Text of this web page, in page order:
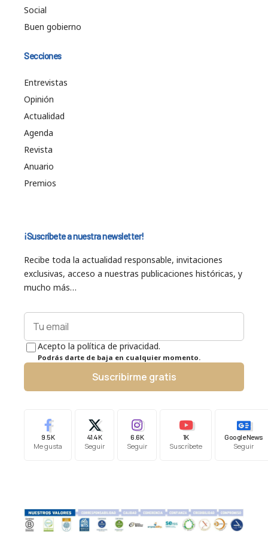
Social
Buen gobierno
Secciones
Entrevistas
Opinión
Actualidad
Agenda
Revista
Anuario
Premios
¡Suscríbete a nuestra newsletter!
Recibe toda la actualidad responsable, invitaciones
exclusivas, acceso a nuestras publicaciones históricas, y
mucho más…
Acepto la política de privacidad.
Podrás darte de baja en cualquier momento.
Suscribirme gratis
9.5K
Me gusta
41.4K
Seguir
6.6K
Seguir
1K
Suscríbete
Google News
Seguir